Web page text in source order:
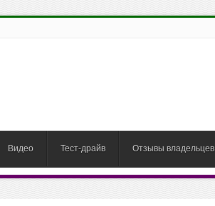
Видео Тест-драйв Отзывы владельцев